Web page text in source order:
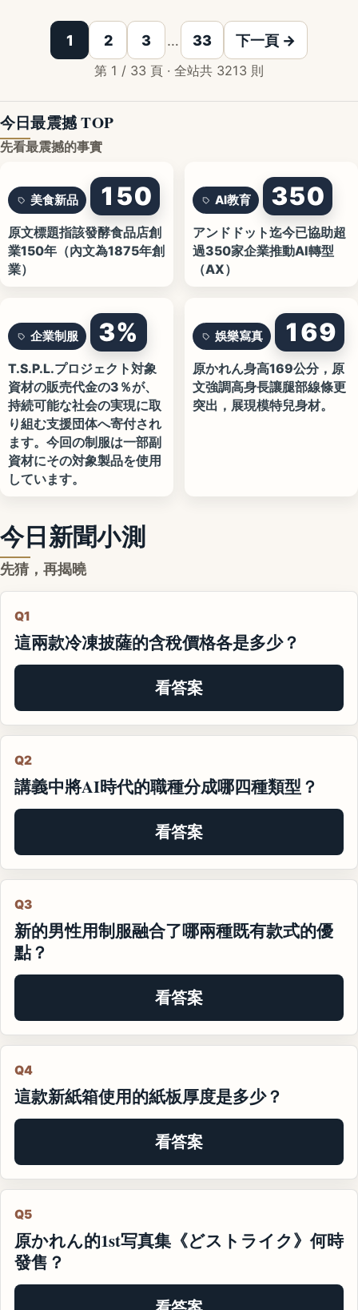
1 2 3 … 33 下一頁 →
第 1 / 33 頁 · 全站共 3213 則
今日最震撼 TOP
先看最震撼的事實
美食新品 150
原文標題指該發酵食品店創
業150年（內文為1875年創
業）
AI教育 350
アンドドット迄今已協助超
過350家企業推動AI轉型
（AX）
企業制服 3%
T.S.P.L.プロジェクト対象
資材の販売代金の3％が、
持続可能な社会の実現に取
り組む支援団体へ寄付され
ます。今回の制服は一部副
資材にその対象製品を使用
しています。
娛樂寫真 169
原かれん身高169公分，原
文強調高身長讓腿部線條更
突出，展現模特兒身材。
今日新聞小測
先猜，再揭曉
Q1
這兩款冷凍披薩的含稅價格各是多少？
看答案
Q2
講義中將AI時代的職種分成哪四種類型？
看答案
Q3
新的男性用制服融合了哪兩種既有款式的優
點？
看答案
Q4
這款新紙箱使用的紙板厚度是多少？
看答案
Q5
原かれん的1st写真集《どストライク》何時
發售？